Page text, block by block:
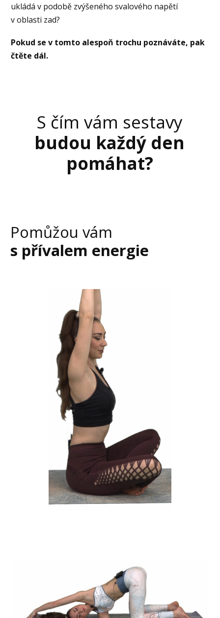
ukládá v podobě zvýšeného svalového napětí
v oblasti zad?
Pokud se v tomto alespoň trochu poznáváte, pak
čtěte dál.
S čím vám sestavy
budou každý den
pomáhat?
Pomůžou vám
s přívalem energie